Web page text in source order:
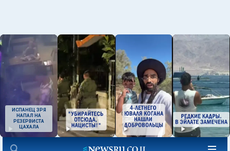
ИСПАНЕЦ ЗРЯ
НАПАЛ НА
РЕЗЕРВИСТА
ЦАХАЛА